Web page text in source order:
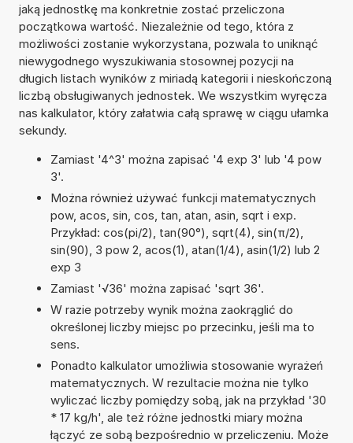
jaką jednostkę ma konkretnie zostać przeliczona
początkowa wartość. Niezależnie od tego, która z
możliwości zostanie wykorzystana, pozwala to uniknąć
niewygodnego wyszukiwania stosownej pozycji na
długich listach wyników z miriadą kategorii i nieskończoną
liczbą obsługiwanych jednostek. We wszystkim wyręcza
nas kalkulator, który załatwia całą sprawę w ciągu ułamka
sekundy.
Zamiast '4^3' można zapisać '4 exp 3' lub '4 pow
3'.
Można również używać funkcji matematycznych
pow, acos, sin, cos, tan, atan, asin, sqrt i exp.
Przykład: cos(pi/2), tan(90°), sqrt(4), sin(π/2),
sin(90), 3 pow 2, acos(1), atan(1/4), asin(1/2) lub 2
exp 3
Zamiast '√36' można zapisać 'sqrt 36'.
W razie potrzeby wynik można zaokrąglić do
określonej liczby miejsc po przecinku, jeśli ma to
sens.
Ponadto kalkulator umożliwia stosowanie wyrażeń
matematycznych. W rezultacie można nie tylko
wyliczać liczby pomiędzy sobą, jak na przykład '30
* 17 kg/h', ale też różne jednostki miary można
łączyć ze sobą bezpośrednio w przeliczeniu. Może